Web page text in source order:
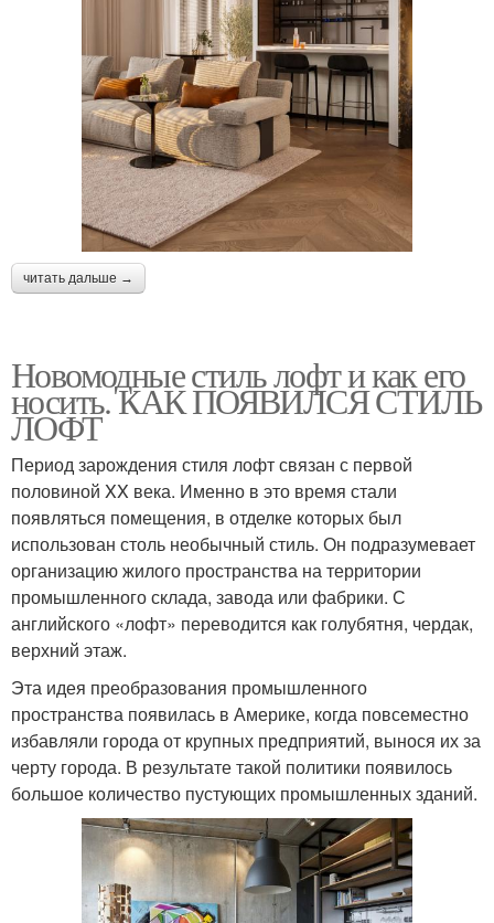
читать дальше →
Новомодные стиль лофт и как его
носить. КАК ПОЯВИЛСЯ СТИЛЬ
ЛОФТ
Период зарождения стиля лофт связан с первой
половиной XX века. Именно в это время стали
появляться помещения, в отделке которых был
использован столь необычный стиль. Он подразумевает
организацию жилого пространства на территории
промышленного склада, завода или фабрики. С
английского «лофт» переводится как голубятня, чердак,
верхний этаж.
Эта идея преобразования промышленного
пространства появилась в Америке, когда повсеместно
избавляли города от крупных предприятий, вынося их за
черту города. В результате такой политики появилось
большое количество пустующих промышленных зданий.